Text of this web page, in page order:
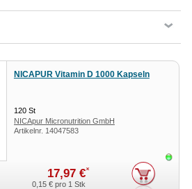
NICAPUR Vitamin D 1000 Kapseln
120 St
NICApur Micronutrition GmbH
Artikelnr. 14047583
17,97 €*
0,15 €pro 1 Stk